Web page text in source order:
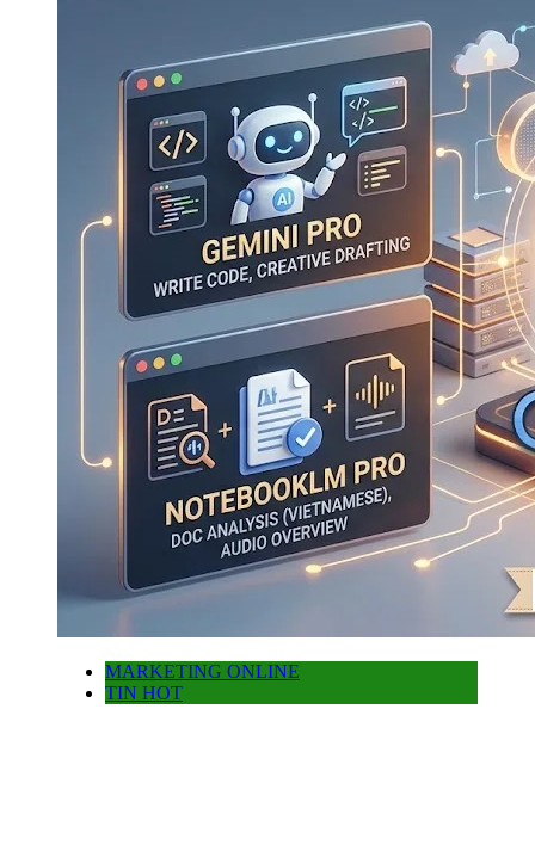
MARKETING ONLINE
TIN HOT